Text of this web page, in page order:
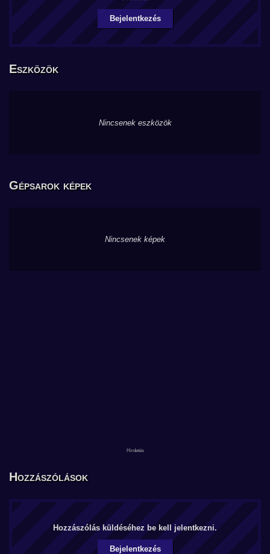
Bejelentkezés
Eszközök
Nincsenek eszközök
Gépsarok képek
Nincsenek képek
Hozzászólások
Hozzászólás küldéséhez be kell jelentkezni.
Bejelentkezés